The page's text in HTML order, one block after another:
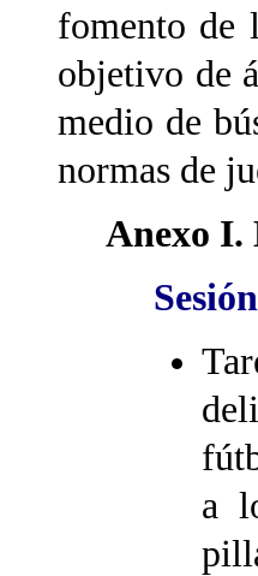
fomento de
objetivo de
medio de
normas de
Anexo I.
a